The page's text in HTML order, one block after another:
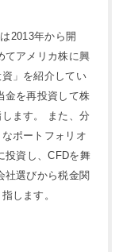
2013年から開
てアメリカ株に興
」を紹介してい
金を再投資して株
ます。 また、分
ポートフォリオ
投資し、CFDを舞
社選びから税金関
します。